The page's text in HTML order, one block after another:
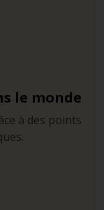
le monde
à des points